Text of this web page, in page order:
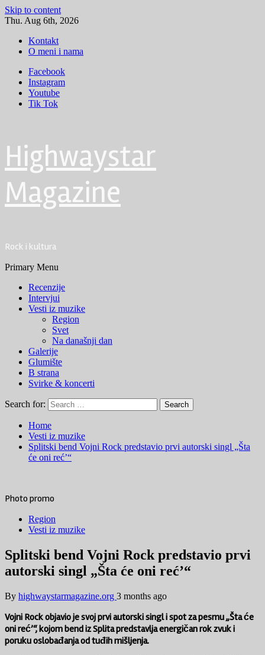
Skip to content
Thu. Aug 6th, 2026
Kontakt
O meni i nama
Facebook
Instagram
Youtube
Tik Tok
Highwaystar
Magazine
Rock i kultura
Primary Menu
Recenzije
Intervjui
Vesti iz muzike
Region
Svet
Na današnji dan
Galerije
Glumište
B strana
Svirke & koncerti
Search for:
Home
Vesti iz muzike
Splitski bend Vojni Rock predstavio prvi autorski singl „Šta
će oni reć’“
Photo promo
Region
Vesti iz muzike
Splitski bend Vojni Rock predstavio prvi
autorski singl „Šta će oni reć’“
By highwaystarmagazine.org 3 months ago
Vojni Rockobjavio je svoj prvi autorski singl i spot za pesmu „Šta će
oni reć’“, kojom bend iz Splita predstavlja energičan rok zvuk i
poruku oslobađanja od tuđih mišljenja.